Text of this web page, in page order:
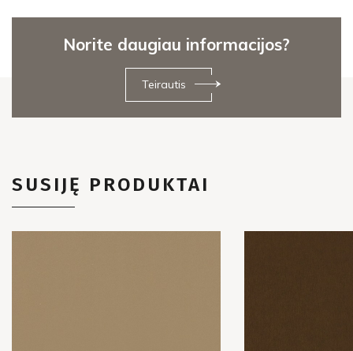
Norite daugiau informacijos?
Teirautis
SUSIJĘ PRODUKTAI